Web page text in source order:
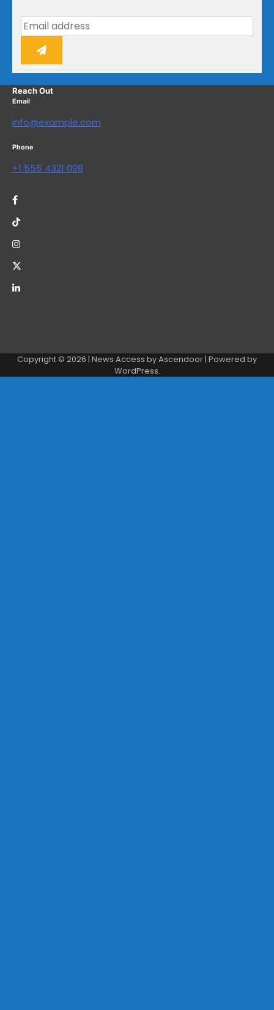
Reach Out
Email
info@example.com
Phone
+1 555 4321 098
Copyright © 2026 | News Access byAscendoor| Powered by
WordPress.